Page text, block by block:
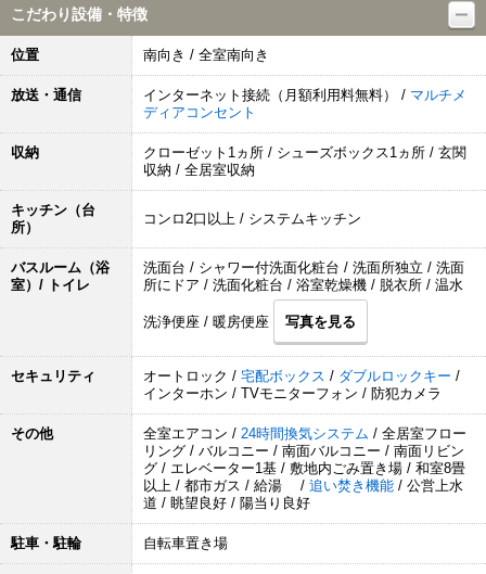
こだわり設備・特徴
位置 南向き / 全室南向き
放送・通信 インターネット接続（月額利用料無料） / マルチメ
ディアコンセント
収納
クローゼット1ヵ所 / シューズボックス1ヵ所 / 玄関
収納 / 全居室収納
キッチン（台
所）
コンロ2口以上 / システムキッチン
バスルーム（浴
室）/ トイレ
洗面台 / シャワー付洗面化粧台 / 洗面所独立 / 洗面
所にドア / 洗面化粧台 / 浴室乾燥機 / 脱衣所 / 温水
洗浄便座 / 暖房便座 写真を見る
セキュリティ オートロック / 宅配ボックス / ダブルロックキー /
インターホン / TVモニターフォン / 防犯カメラ
その他 全室エアコン / 24時間換気システム / 全居室フロー
リング / バルコニー / 南面バルコニー / 南面リビン
グ / エレベーター1基 / 敷地内ごみ置き場 / 和室8畳
以上 / 都市ガス / 給湯 / 追い焚き機能 / 公営上水
道 / 眺望良好 / 陽当り良好
駐車・駐輪 自転車置き場